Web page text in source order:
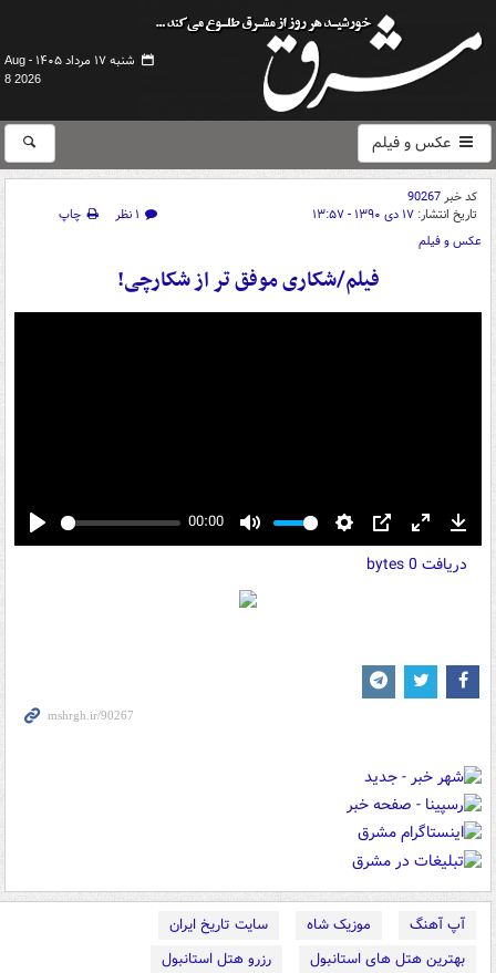
شنبه ۱۷ مرداد ۱۴۰۵ -
Aug
8 2026
عکس و فیلم
کد خبر90267
تاریخ انتشار: ۱۷ دی ۱۳۹۰ - ۱۳:۵۷ ۱ نظر
چاپ
عکس و فیلم
فیلم/شکاری موفق تر از شکارچی!
Play
00:00
Mute Settings
PIP Enter
fullscreen
دریافت 0 bytes
آپ آهنگ موزیک شاه
سایت تاریخ ایران
بهترین هتل های استانبول
رزرو هتل استانبول